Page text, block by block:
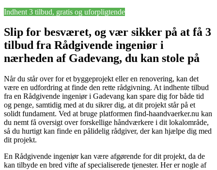
Indhent 3 tilbud, gratis og uforpligtende
Slip for besværet, og vær sikker på at få 3
tilbud fra Rådgivende ingeniør i
nærheden af Gadevang, du kan stole på
Når du står over for et byggeprojekt eller en renovering, kan det
være en udfordring at finde den rette rådgivning. At indhente tilbud
fra en Rådgivende ingeniør i Gadevang kan spare dig for både tid
og penge, samtidig med at du sikrer dig, at dit projekt står på et
solidt fundament. Ved at bruge platformen find-haandvaerker.nu kan
du nemt få oversigt over forskellige håndværkere i dit lokalområde,
så du hurtigt kan finde en pålidelig rådgiver, der kan hjælpe dig med
dit projekt.
En Rådgivende ingeniør kan være afgørende for dit projekt, da de
kan tilbyde en bred vifte af specialiserede tjenester. Her er nogle af